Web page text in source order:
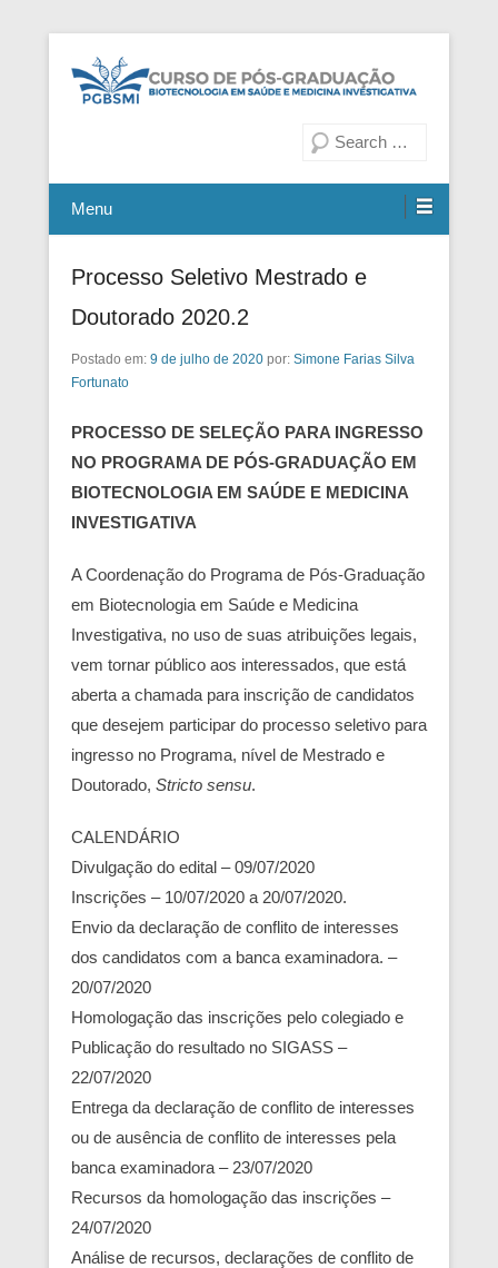
Curso de Pós-Graduação em
Medicina Investigativa
Menu
Processo Seletivo Mestrado e
Doutorado 2020.2
Postado em: 9 de julho de 2020 por: Simone Farias Silva
Fortunato
PROCESSO DE SELEÇÃO PARA INGRESSO
NO PROGRAMA DE PÓS-GRADUAÇÃO EM
BIOTECNOLOGIA EM SAÚDE E MEDICINA
INVESTIGATIVA
A Coordenação do Programa de Pós-Graduação
em Biotecnologia em Saúde e Medicina
Investigativa, no uso de suas atribuições legais,
vem tornar público aos interessados, que está
aberta a chamada para inscrição de candidatos
que desejem participar do processo seletivo para
ingresso no Programa, nível de Mestrado e
Doutorado, Stricto sensu.
CALENDÁRIO
Divulgação do edital – 09/07/2020
Inscrições – 10/07/2020 a 20/07/2020.
Envio da declaração de conflito de interesses
dos candidatos com a banca examinadora. –
20/07/2020
Homologação das inscrições pelo colegiado e
Publicação do resultado no SIGASS –
22/07/2020
Entrega da declaração de conflito de interesses
ou de ausência de conflito de interesses pela
banca examinadora – 23/07/2020
Recursos da homologação das inscrições –
24/07/2020
Análise de recursos, declarações de conflito de